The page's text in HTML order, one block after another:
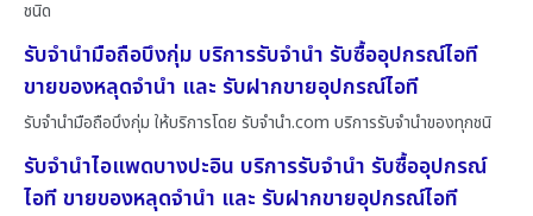
ชนิด
รับจำนำมือถือบึงกุ่ม บริการรับจำนำ รับซื้ออุปกรณ์ไอที
ขายของหลุดจำนำ และ รับฝากขายอุปกรณ์ไอที
รับจำนำมือถือบึงกุ่ม ให้บริการโดย รับจํานํา.com บริการรับจำนำของทุกชนิ
รับจำนำไอแพดบางปะอิน บริการรับจำนำ รับซื้ออุปกรณ์
ไอที ขายของหลุดจำนำ และ รับฝากขายอุปกรณ์ไอที